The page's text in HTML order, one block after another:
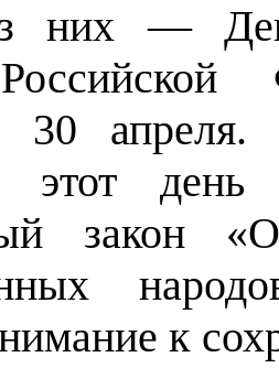
них —
30
этот
закон
к